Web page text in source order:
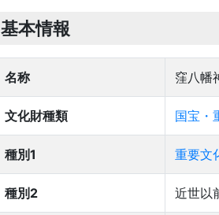
基本情報
名称 窪八幡
文化財種類 国宝・
種別1 重要文
種別2 近世以